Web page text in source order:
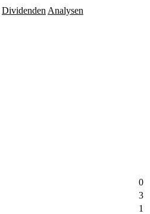
Dividenden Analysen
0
3
1